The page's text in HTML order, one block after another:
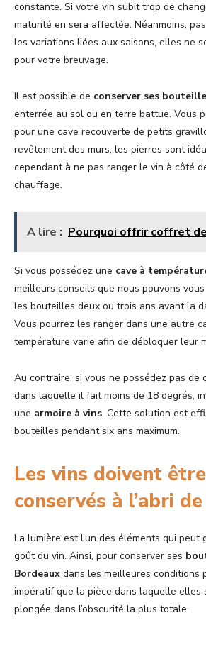
constante. Si votre vin subit trop de
maturité en sera affectée. Néanmoins,
les variations liées aux saisons, elles ne
pour votre breuvage.
Il est possible de conserver ses
enterrée au sol ou en terre battue. Vous
pour une cave recouverte de petits
revêtement des murs, les pierres sont
cependant à ne pas ranger le vin à côté
chauffage.
A lire : Pourquoi offrir coffret de
Si vous possédez une cave à
meilleurs conseils que nous pouvons
les bouteilles deux ou trois ans avant la
Vous pourrez les ranger dans une autre
température varie afin de débloquer leur
Au contraire, si vous ne possédez pas de
dans laquelle il fait moins de 18 degrés,
une armoire à vins. Cette solution est
bouteilles pendant six ans maximum.
Les vins doivent être
conservés à l’abri
La lumière est l’un des éléments qui
goût du vin. Ainsi, pour conserver ses
Bordeaux dans les meilleures conditions
impératif que la pièce dans laquelle elles
plongée dans l’obscurité la plus totale.